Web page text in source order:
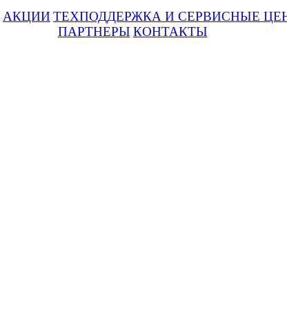
АКЦИИ ТЕХПОДДЕРЖКА И СЕРВИСНЫЕ
ПАРТНЕРЫ КОНТАКТЫ